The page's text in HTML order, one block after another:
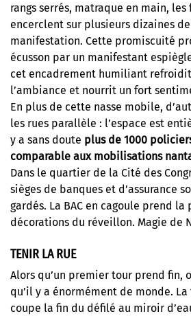
rangs serrés, matraque en main, les
encerclent sur plusieurs dizaines
manifestation. Cette promiscuité
écusson par un manifestant
cet encadrement humiliant
l’ambiance et nourrit un fort
En plus de cette nasse mobile,
les rues parallèle : l’espace est
y a sans doute plus de 1000
comparable aux mobilisations
Dans le quartier de la Cité des
sièges de banques et d’assurance
gardés. La BAC en cagoule prend
décorations du réveillon. Magie de
TENIR LA RUE
Alors qu’un premier tour prend fin,
qu’il y a énormément de monde.
coupe la fin du défilé au miroir